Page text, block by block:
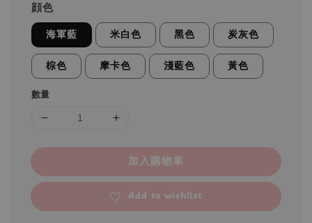
顔色
海軍藍 米白色 黑色 炭灰色
棕色 摩卡色 淺藍色 黃色
數量
加入購物車
Add to wishlist